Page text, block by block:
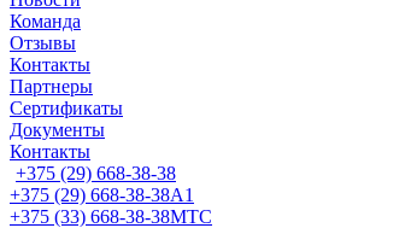
Команда
Отзывы
Контакты
Партнеры
Сертификаты
Документы
Контакты
+375 (29) 668-38-38
+375 (29) 668-38-38A1
+375 (33) 668-38-38МТС